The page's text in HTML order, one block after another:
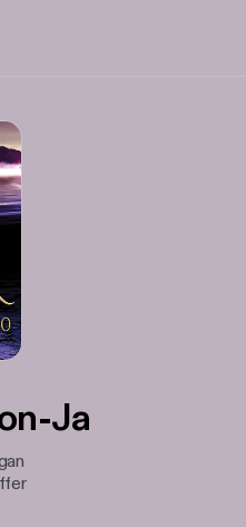
Ja